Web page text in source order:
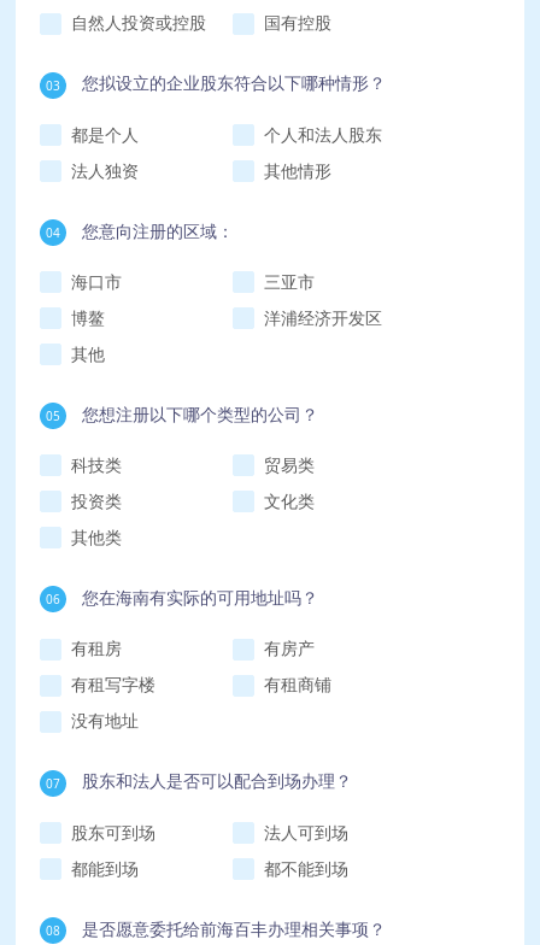
自然人投资或控股
国有控股
03 您拟设立的企业股东符合以下哪种情形？
都是个人
个人和法人股东
法人独资
其他情形
04 您意向注册的区域：
海口市
三亚市
博鳌
洋浦经济开发区
其他
05 您想注册以下哪个类型的公司？
科技类
贸易类
投资类
文化类
其他类
06 您在海南有实际的可用地址吗？
有租房
有房产
有租写字楼
有租商铺
没有地址
07 股东和法人是否可以配合到场办理？
股东可到场
法人可到场
都能到场
都不能到场
08 是否愿意委托给前海百丰办理相关事项？